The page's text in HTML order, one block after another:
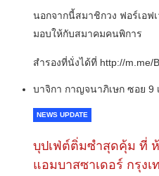
นอกจากนี้สมาชิกวง ฟอร์เอฟ
มอบให้กับสมาคมคนพิการ
สำรองที่นั่งได้ที่ http://m.me/
บาจิกา กาญจนาภิเษก ซอย 9
NEWS UPDATE
บุปเฟ่ต์ติ่มซำสุดคุ้ม ที่ ห้
แอม​บาส​ซา​เดอร์​ กรุงเ